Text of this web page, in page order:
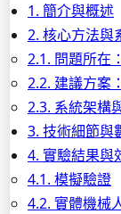
1. 簡介與概述
2. 核心方法與
2.1. 問題所在
2.2. 建議方案
2.3. 系統架構
3. 技術細節與
4. 實驗結果與
4.1. 模擬驗證
4.2. 實體機械